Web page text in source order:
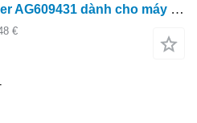
Bộ lọc thuỷ lực Challenger AG609431 dành cho máy kéo bánh lốp
€